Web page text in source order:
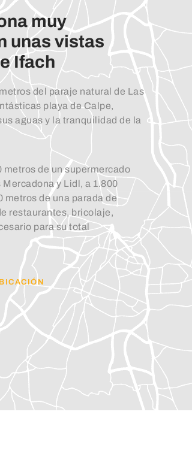
muy
unas vistas
Ifach
del paraje natural de Las
playa de Calpe,
aguas y la tranquilidad de la
de un supermercado
y Lidl, a 1.800
metros de una parada de
restaurantes, bricolaje,
para su total